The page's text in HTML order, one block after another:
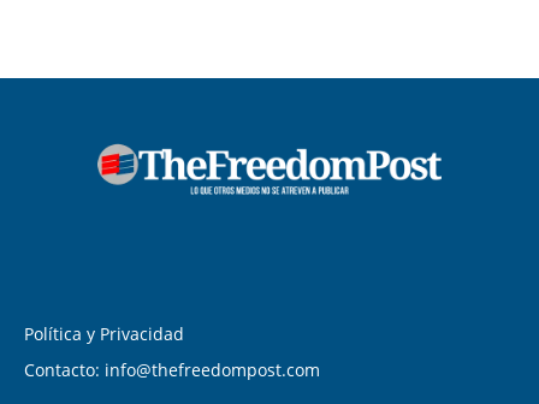
Política y Privacidad
Contacto: info@thefreedompost.com